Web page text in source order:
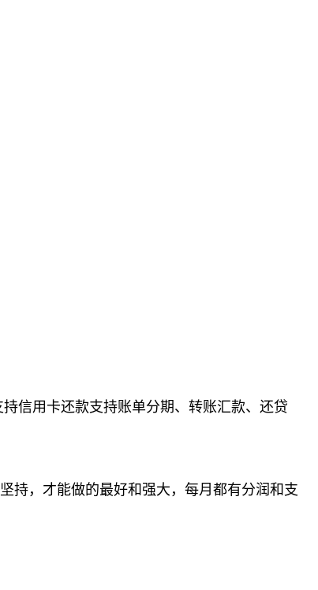
信用卡还款支持账单分期、转账汇款、还贷
，才能做的最好和强大，每月都有分润和支